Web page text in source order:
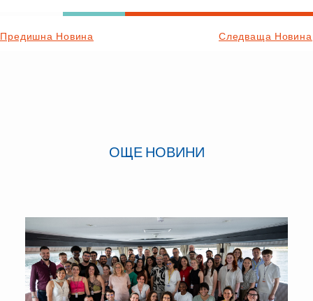
Предишна Новина Следваща Новина
ОЩЕ НОВИНИ